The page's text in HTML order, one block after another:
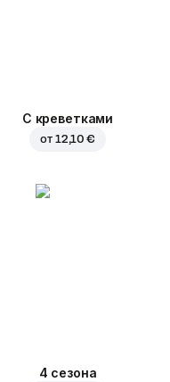
С креветками
от 12,10 €
4 сезона